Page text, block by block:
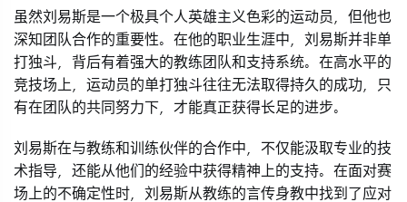
虽然刘易斯是一个极具个人英雄主义色彩的运动员，但他也
深知团队合作的重要性。在他的职业生涯中，刘易斯并非单
打独斗，背后有着强大的教练团队和支持系统。在高水平的
竞技场上，运动员的单打独斗往往无法取得持久的成功，只
有在团队的共同努力下，才能真正获得长足的进步。
刘易斯在与教练和训练伙伴的合作中，不仅能汲取专业的技
术指导，还能从他们的经验中获得精神上的支持。在面对赛
场上的不确定性时，刘易斯从教练的言传身教中找到了应对